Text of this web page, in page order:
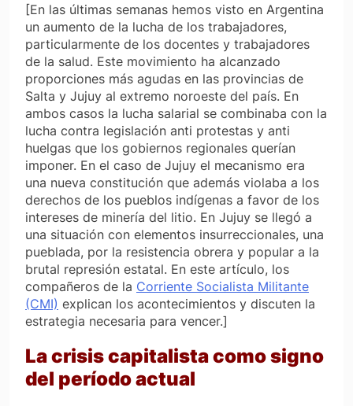
[En las últimas semanas hemos visto en Argentina
un aumento de la lucha de los trabajadores,
particularmente de los docentes y trabajadores
de la salud. Este movimiento ha alcanzado
proporciones más agudas en las provincias de
Salta y Jujuy al extremo noroeste del país. En
ambos casos la lucha salarial se combinaba con la
lucha contra legislación anti protestas y anti
huelgas que los gobiernos regionales querían
imponer. En el caso de Jujuy el mecanismo era
una nueva constitución que además violaba a los
derechos de los pueblos indígenas a favor de los
intereses de minería del litio. En Jujuy se llegó a
una situación con elementos insurreccionales, una
pueblada, por la resistencia obrera y popular a la
brutal represión estatal. En este artículo, los
compañeros de la Corriente Socialista Militante
(CMI) explican los acontecimientos y discuten la
estrategia necesaria para vencer.]
La crisis capitalista como signo
del período actual